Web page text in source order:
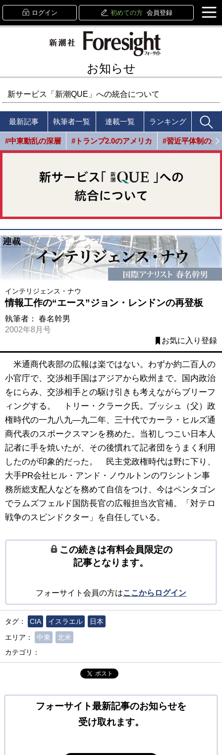
ログイン 初めての方 会員登録
お知らせ
新サービス「新潮QUE」への統合について
最新記事 執筆者一覧 連載一覧 ランキング
#中東動乱の深層 #トランプ2.0のアメリカ #習近平体制の光
インテリジェンス・ナウ
情報工作の“エース”ジョン・レンドンの再登板
執筆者： 春名幹男
2002年8月号
お気に入り登録
米通商代表部の広報は楽ではない。わずか約二百人の
小官庁で、交渉相手国はアジアから欧州まで。国内政治
をにらみ、交渉相手との駆け引きも考えながらブリーフ
ィングする。 トリー・クラーク氏。ブッシュ（父）政
権時代の一九八九―九二年、三十代でカーラ・ヒルズ通
商代表のスポークスマンを務めた。当初しつこい日本人
記者に手を焼いたが、その後慣れて記者団をうまく利用
したのが印象的だった。 民主党政権時代は野に下り、
大手PR会社ヒル・アンド・ノウルトンのワシントン事
務所総支配人などを務めて自信をつけ、今はペンタゴン
でラムズフェルド国防長官の広報担当次官補。「対テロ
戦争のスピンドクター」を自任している。
この続きは有料会員限定の
記事となります。
フォーサイト会員の方はここからログイン
タグ： CIA イスラエル
日本
エリア：
中東
北米
カテゴリ：
ポスト
フォーサイト最新記事のお知らせを
受け取れます。